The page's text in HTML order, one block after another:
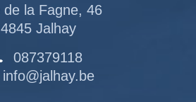
de la Fagne, 46
4845 Jalhay
087379118
info@jalhay.be